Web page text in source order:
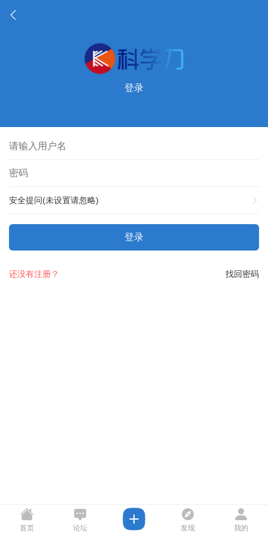
登录
安全提问(未设置请忽略)
登录
找回密码
还没有注册？
首页 论坛 发现 我的